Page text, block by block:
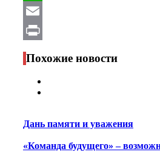
WhatsApp
Email
Print
Похожие новости
Дань памяти и уважения
«Команда будущего» –